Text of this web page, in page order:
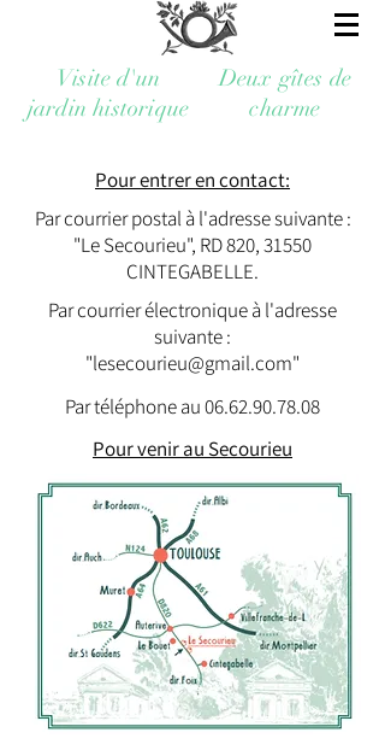
Visite d'un
jardin historique
Deux gîtes de
charme
Pour entrer encontact:
Par courrier postal à l'adresse suivante :
"Le Secourieu", RD 820, 31550
CINTEGABELLE.
Par courrier électronique à l'adresse
suivante :
"lesecourieu@gmail.com"
Par téléphone au06.62.90.78.08
Pour venir au Secourieu